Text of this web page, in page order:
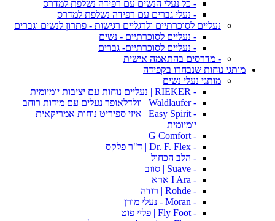
- כל נעלי הנשים עם רפידה נשלפת למדרס
- נעלי גברים עם רפידה נשלפת למדרס
נעליים לסוכרתיים ולרגליים רגישות - פתרון לנשים וגברים
- נעליים לסוכרתיים - נשים
- נעליים לסוכרתיים- גברים
- מדרסים בהתאמה אישית
מותגי נוחות שנבחרו בקפידה
מותגי נעלי נשים
- RIEKER | נעליים נוחות עם יציבות יומיומית
- Waldlaufer | וולדלאופר נעלים עם מידות רוחב
- Easy Spirit | איזי ספיריט נוחות אמריקאית
יומיומית
- G Comfort
- Dr. F. Flex | ד"ר פלקס
- הלב הכחול
- Suave | סווב
- I Ara ארא
- Rohde | רודה
- Moran - נעלי מורן
- Fly Foot | פליי פוט